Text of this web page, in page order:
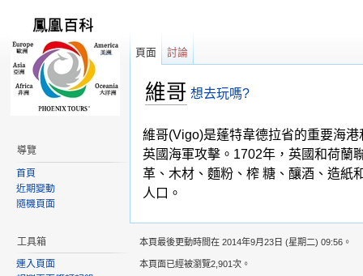
維哥 想去玩嗎?
維哥(Vigo)是蓬特韋德拉省的重要海
英國海軍攻擊。1702年，英國和荷蘭
革、木材、麵粉、榨 糖、釀酒、造紙
人口。
頁面 討論
導覽
首頁
近期變動
隨機頁面
工具箱
連入頁面
本頁最後更動時間在 2014年9月23日 (星期二) 09:56。
本頁面已經被瀏覽2,901次。